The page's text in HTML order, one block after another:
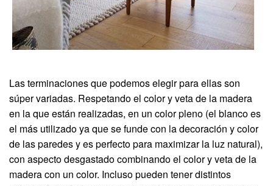
Las terminaciones que podemos elegir para ellas son
súper variadas. Respetando el color y veta de la madera
en la que están realizadas, en un color pleno (el blanco es
el más utilizado ya que se funde con la decoración y color
de las paredes y es perfecto para maximizar la luz natural),
con aspecto desgastado combinando el color y veta de la
madera con un color. Incluso pueden tener distintos